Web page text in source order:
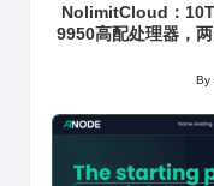
NolimitCloud：
9950高配处理器，
By